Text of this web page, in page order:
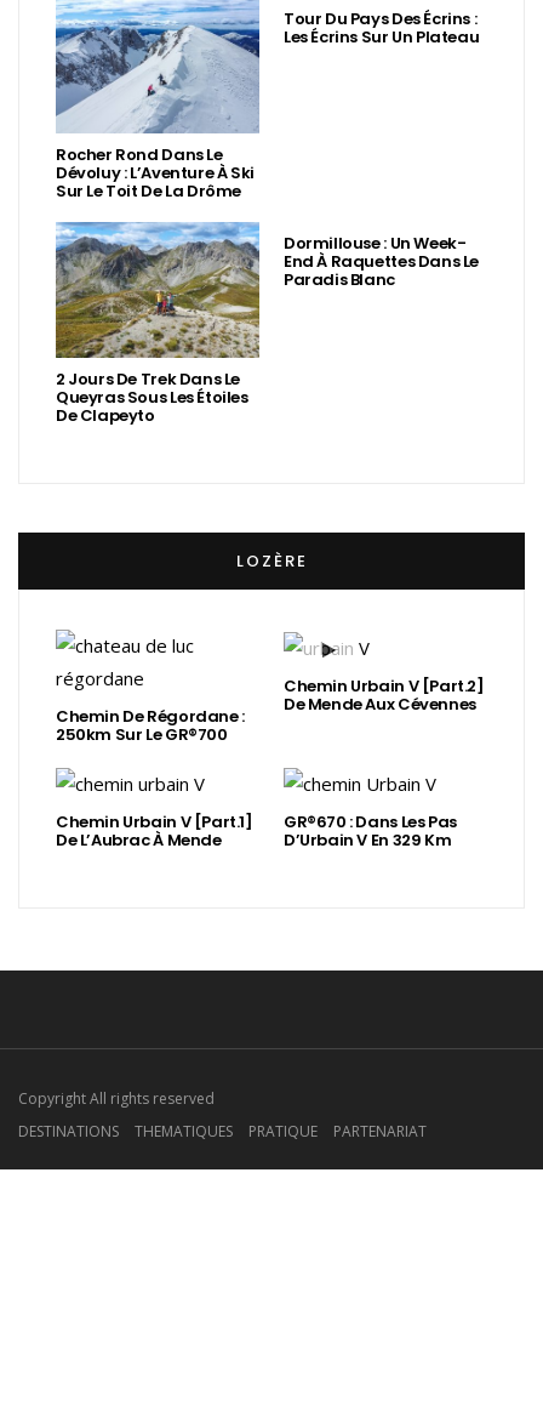
Rocher Rond Dans Le
Dévoluy : L’Aventure À Ski
Sur Le Toit De La Drôme
Tour Du Pays Des Écrins :
Les Écrins Sur Un Plateau
2 Jours De Trek Dans Le
Queyras Sous Les Étoiles
De Clapeyto
Dormillouse : Un Week-
End À Raquettes Dans Le
Paradis Blanc
LOZÈRE
Chemin De Régordane :
250km Sur Le GR®700
Chemin Urbain V [Part.2]
De Mende Aux Cévennes
Chemin Urbain V [Part.1]
De L’Aubrac À Mende
GR®670 : Dans Les Pas
D’Urbain V En 329 Km
Copyright All rights reserved
DESTINATIONS
THEMATIQUES PRATIQUE PARTENARIAT